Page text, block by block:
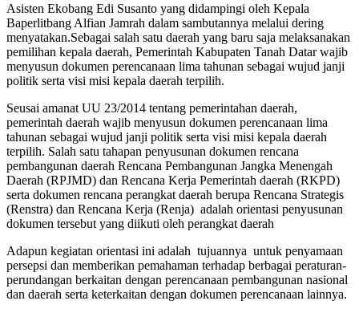
Asisten Ekobang Edi Susanto yang didampingi oleh Kepala
Baperlitbang Alfian Jamrah dalam sambutannya melalui dering
menyatakan.Sebagai salah satu daerah yang baru saja melaksanakan
pemilihan kepala daerah, Pemerintah Kabupaten Tanah Datar wajib
menyusun dokumen perencanaan lima tahunan sebagai wujud janji
politik serta visi misi kepala daerah terpilih.
Seusai amanat UU 23/2014 tentang pemerintahan daerah,
pemerintah daerah wajib menyusun dokumen perencanaan lima
tahunan sebagai wujud janji politik serta visi misi kepala daerah
terpilih. Salah satu tahapan penyusunan dokumen rencana
pembangunan daerah Rencana Pembangunan Jangka Menengah
Daerah (RPJMD) dan Rencana Kerja Pemerintah daerah (RKPD)
serta dokumen rencana perangkat daerah berupa Rencana Strategis
(Renstra) dan Rencana Kerja (Renja) adalah orientasi penyusunan
dokumen tersebut yang diikuti oleh perangkat daerah
Adapun kegiatan orientasi ini adalah tujuannya untuk penyamaan
persepsi dan memberikan pemahaman terhadap berbagai peraturan-
perundangan berkaitan dengan perencanaan pembangunan nasional
dan daerah serta keterkaitan dengan dokumen perencanaan lainnya.